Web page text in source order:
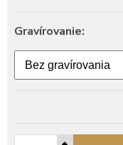
Gravírovanie: